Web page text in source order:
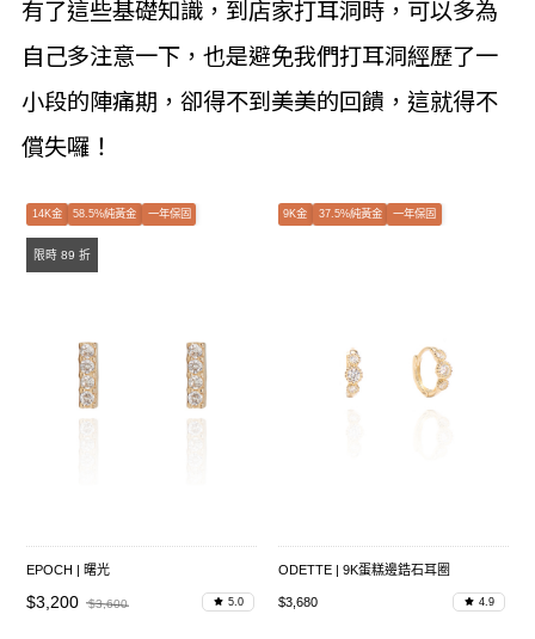
有了這些基礎知識，到店家打耳洞時，可以多為
自己多注意一下，也是避免我們打耳洞經歷了一
小段的陣痛期，卻得不到美美的回饋，這就得不
償失囉！
限時 89 折
14K金 58.5%純黃金 一年保固
EPOCH | 曙光
$3,200 $3,600 5.0
9K金 37.5%純黃金 一年保固
ODETTE | 9K蛋糕邊鋯石耳圈
$3,680 4.9